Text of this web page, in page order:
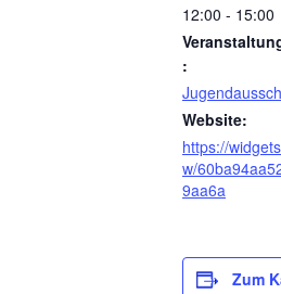
12:00 - 15:00
:
Website:
https://
w/
9aa6a
Zum